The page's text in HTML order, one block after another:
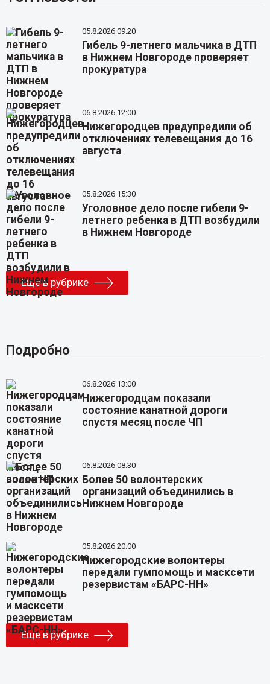
05.8.2026 09:20
Гибель 9-летнего мальчика в ДТП
в Нижнем Новгороде проверяет
прокуратура
06.8.2026 12:00
Нижегородцев предупредили об
отключениях телевещания до 16
августа
05.8.2026 15:30
Уголовное дело после гибели 9-
летнего ребенка в ДТП возбудили
в Нижнем Новгороде
Еще в рубрике
Подробно
06.8.2026 13:00
Нижегородцам показали
состояние канатной дороги
спустя месяц после ЧП
06.8.2026 08:30
Более 50 волонтерских
организаций объединились в
Нижнем Новгороде
05.8.2026 20:00
Нижегородские волонтеры
передали гумпомощь и масксети
резервистам «БАРС-НН»
Еще в рубрике